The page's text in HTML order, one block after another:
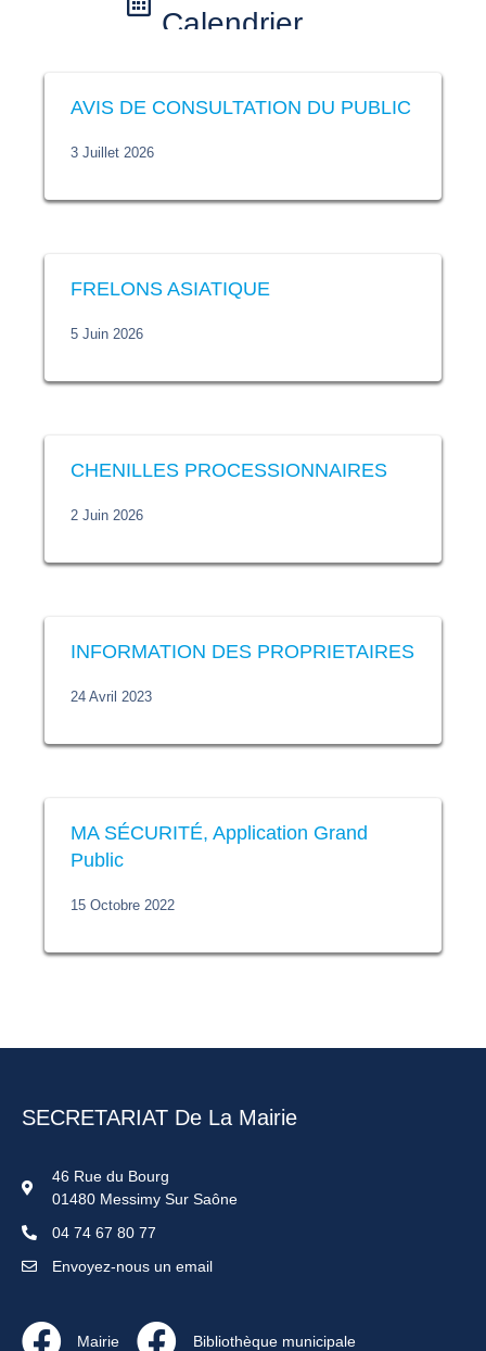
Calendrier
AVIS DE CONSULTATION DU PUBLIC
3 Juillet 2026
FRELONS ASIATIQUE
5 Juin 2026
CHENILLES PROCESSIONNAIRES
2 Juin 2026
INFORMATION DES PROPRIETAIRES
24 Avril 2023
MA SÉCURITÉ, Application Grand
Public
15 Octobre 2022
SECRETARIAT De La Mairie
46 Rue du Bourg
01480 Messimy Sur Saône
04 74 67 80 77
Envoyez-nous un email
Mairie Bibliothèque municipale